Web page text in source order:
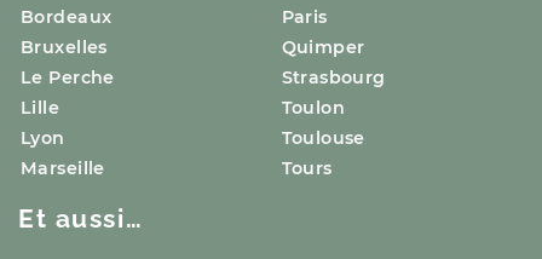
Bordeaux
Bruxelles
Le Perche
Lille
Lyon
Marseille
Paris
Quimper
Strasbourg
Toulon
Toulouse
Tours
Et aussi…